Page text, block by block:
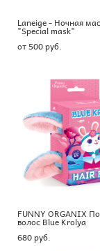
Laneige - Ночная
"Special mask"
от 500 pуб.
FUNNY ORGANIX
волос Blue Krolya
680 pуб.